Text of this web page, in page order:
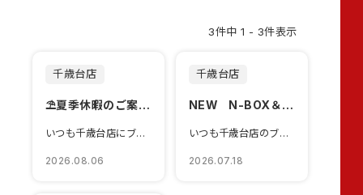
3件中 1 - 3件表示
千歳台店
2026.08.06
⛱夏季休暇のご案内です👒
いつも千歳台店にブログをご覧いただきありがとうございます！本日は夏季休店日につい...
千歳台店
2026.07.18
NEW N-BOX＆NEW FIT 登場！！
いつも千歳台店のブログをご覧いただきありがとうございます！本日は新しくなったN-...